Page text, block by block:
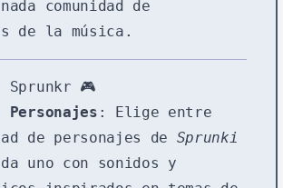
comunidad de
de la música.
Sprunkr 🎮
Personajes : Elige entre
de personajes de Sprunki
uno con sonidos y